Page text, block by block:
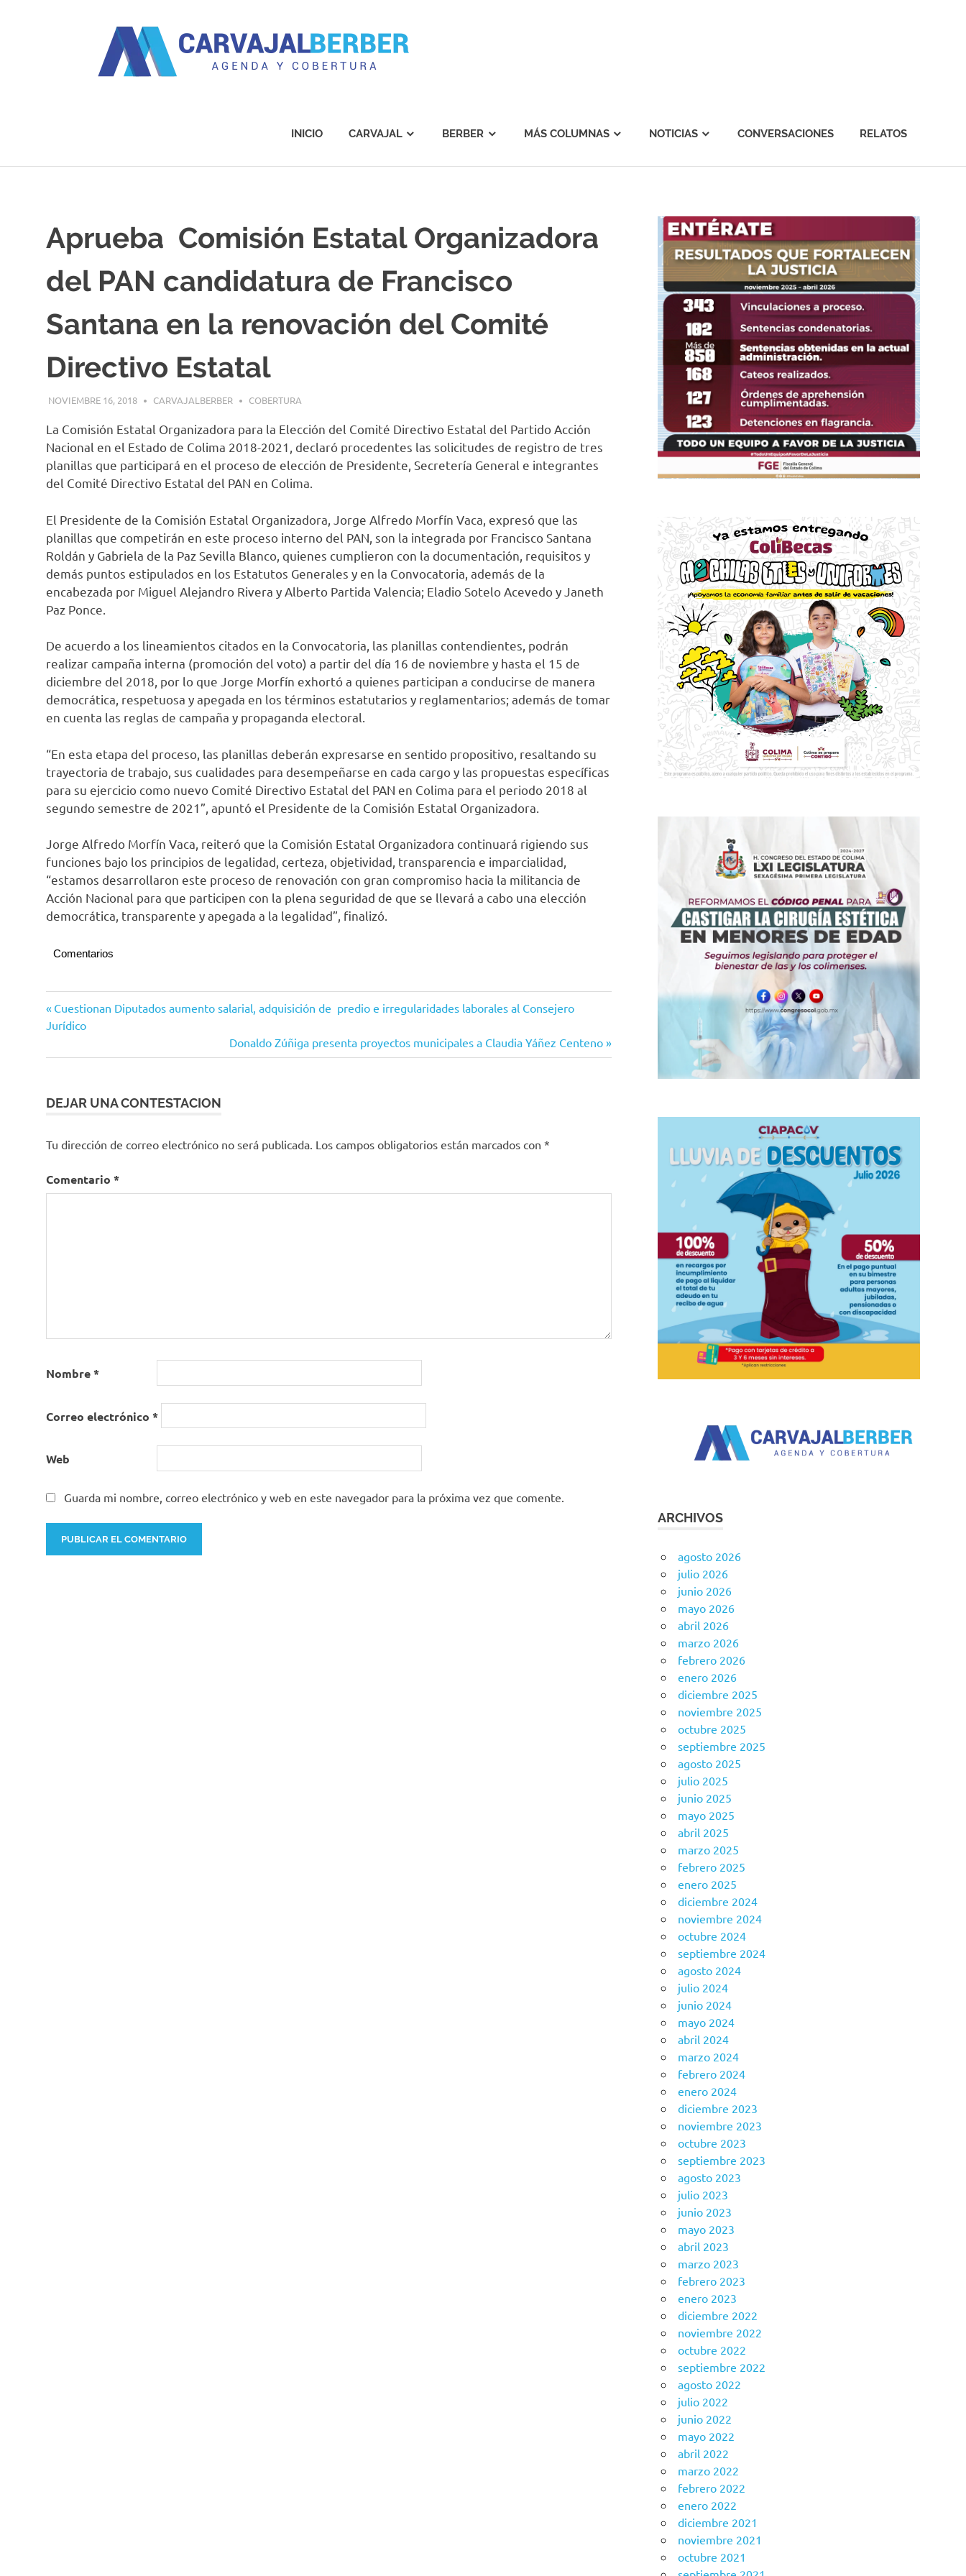
INICIO CARVAJAL BERBER MÁS COLUMNAS NOTICIAS CONVERSACIONES RELATOS
Aprueba Comisión Estatal Organizadora
del PAN candidatura de Francisco
Santana en la renovación del Comité
Directivo Estatal
NOVIEMBRE 16, 2018 CARVAJALBERBER COBERTURA
La Comisión Estatal Organizadora para la Elección del Comité Directivo Estatal del Partido Acción
Nacional en el Estado de Colima 2018-2021, declaró procedentes las solicitudes de registro de tres
planillas que participará en el proceso de elección de Presidente, Secretería General e integrantes
del Comité Directivo Estatal del PAN en Colima.
El Presidente de la Comisión Estatal Organizadora, Jorge Alfredo Morfín Vaca, expresó que las
planillas que competirán en este proceso interno del PAN, son la integrada por Francisco Santana
Roldán y Gabriela de la Paz Sevilla Blanco, quienes cumplieron con la documentación, requisitos y
demás puntos estipulados en los Estatutos Generales y en la Convocatoria, además de la
encabezada por Miguel Alejandro Rivera y Alberto Partida Valencia; Eladio Sotelo Acevedo y Janeth
Paz Ponce.
De acuerdo a los lineamientos citados en la Convocatoria, las planillas contendientes, podrán
realizar campaña interna (promoción del voto) a partir del día 16 de noviembre y hasta el 15 de
diciembre del 2018, por lo que Jorge Morfín exhortó a quienes participan a conducirse de manera
democrática, respetuosa y apegada en los términos estatutarios y reglamentarios; además de tomar
en cuenta las reglas de campaña y propaganda electoral.
“En esta etapa del proceso, las planillas deberán expresarse en sentido propositivo, resaltando su
trayectoria de trabajo, sus cualidades para desempeñarse en cada cargo y las propuestas específicas
para su ejercicio como nuevo Comité Directivo Estatal del PAN en Colima para el periodo 2018 al
segundo semestre de 2021”, apuntó el Presidente de la Comisión Estatal Organizadora.
Jorge Alfredo Morfín Vaca, reiteró que la Comisión Estatal Organizadora continuará rigiendo sus
funciones bajo los principios de legalidad, certeza, objetividad, transparencia e imparcialidad,
“estamos desarrollaron este proceso de renovación con gran compromiso hacia la militancia de
Acción Nacional para que participen con la plena seguridad de que se llevará a cabo una elección
democrática, transparente y apegada a la legalidad”, finalizó.
Comentarios
Estatal
Navegación
de
entradas
Entrada
anterior:
Cuestionan Diputados aumento salarial, adquisición de predio e irregularidades laborales al Consejero
Jurídico
Siguiente
entrada:
Donaldo Zúñiga presenta proyectos municipales a Claudia Yáñez Centeno
DEJAR UNA CONTESTACION
Tu dirección de correo electrónico no será publicada. Los campos obligatorios están marcados con *
Comentario *
Nombre*
Correo electrónico *
Web
Guarda mi nombre, correo electrónico y web en este navegador para la próxima vez que comente.
ARCHIVOS
agosto 2026
julio 2026
junio 2026
mayo 2026
abril 2026
marzo 2026
febrero 2026
enero 2026
diciembre 2025
noviembre 2025
octubre 2025
septiembre 2025
agosto 2025
julio 2025
junio 2025
mayo 2025
abril 2025
marzo 2025
febrero 2025
enero 2025
diciembre 2024
noviembre 2024
octubre 2024
septiembre 2024
agosto 2024
julio 2024
junio 2024
mayo 2024
abril 2024
marzo 2024
febrero 2024
enero 2024
diciembre 2023
noviembre 2023
octubre 2023
septiembre 2023
agosto 2023
julio 2023
junio 2023
mayo 2023
abril 2023
marzo 2023
febrero 2023
enero 2023
diciembre 2022
noviembre 2022
octubre 2022
septiembre 2022
agosto 2022
julio 2022
junio 2022
mayo 2022
abril 2022
marzo 2022
febrero 2022
enero 2022
diciembre 2021
noviembre 2021
octubre 2021